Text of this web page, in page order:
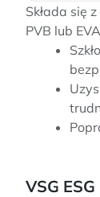
Składa się
PVB lub
VSG